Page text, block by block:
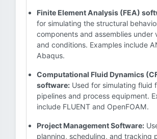
Finite Element Analysis (FEA)
for simulating the structural
components and assemblies under
and conditions. Examples include
Abaqus.
Computational Fluid Dynamics
software: Used for simulating fluid
pipelines and process equipment.
include FLUENT and OpenFOAM.
Project Management Software:
planning, scheduling, and tracking